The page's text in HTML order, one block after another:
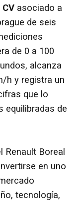
asociado a
de seis
de 0 a 100
alcanza
h y registra un
que lo
equilibradas de
Renault Boreal
en uno
tecnología,